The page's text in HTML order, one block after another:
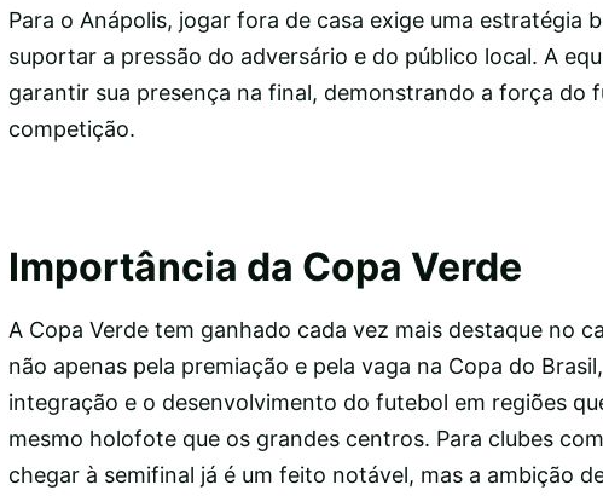
Para o Anápolis, jogar fora de casa exige uma estratégia
suportar a pressão do adversário e do público local. A
garantir sua presença na final, demonstrando a força do
competição.
Importância da Copa Verde
A Copa Verde tem ganhado cada vez mais destaque no
não apenas pela premiação e pela vaga na Copa do
integração e o desenvolvimento do futebol em regiões
mesmo holofote que os grandes centros. Para clubes
chegar à semifinal já é um feito notável, mas a ambição